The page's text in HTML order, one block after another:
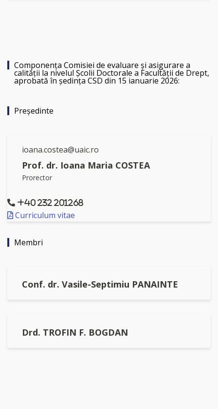
Componenţa Comisiei de evaluare şi asigurare a
calităţii la nivelul Şcolii Doctorale a Facultăţii de Drept,
aprobată în şedinţa CSD din 15 ianuarie 2026:
Preşedinte
Prorector
Prof. dr. Ioana Maria COSTEA
ioana.costea@uaic.ro
+40 232 201268
Curriculum vitae
Membri
Conf. dr. Vasile-Septimiu PANAINTE
Drd. TROFIN F. BOGDAN